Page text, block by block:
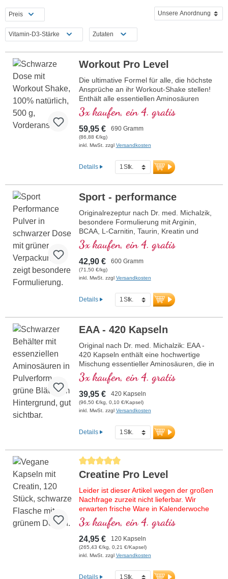
Preis
Vitamin-D3-Stärke Zutaten
Workout Pro Level
Die ultimative Formel für alle, die höchste
Ansprüche an ihr Workout-Shake stellen!
Enthält alle essentiellen Aminosäuren
(EAAs) sowie BCAAs, kombiniert mit
Creatin für mehr Muskelenergie und
Acetyl-L-Carnitin für die optimale
Energieversorgung der Mitochondrien. Mit
D-Pinitol für eine bessere Bioverfügbarkeit
Ribose, einem essenziellen Baustein für
ATP, DNA und das Energiemolekül NADH.
Aromen, enthält natürliche Bourbon-
Vanille und sorgt für ein angenehmes
Geschmackserlebnis. Entwickelt von
Ärzten, produziert in Deutschland –
höchste Qualität für Ihre Muskel- und
Leistungsfähigkeit.
Mehr Informationen zu Workout Pro
Level
3x kaufen, ein 4. gratis
59,95 € 690 Gramm
(86,88 €/kg)
inkl. MwSt. zzgl Versandkosten
Details
Sport - performance
Originalrezeptur nach Dr. med. Michalzik,
besondere Formulierung mit Arginin,
BCAA, L-Carnitin, Taurin, Kreatin und
Magnesium.
3x kaufen, ein 4. gratis
42,90 € 600 Gramm
(71,50 €/kg)
inkl. MwSt. zzgl Versandkosten
Details
EAA - 420 Kapseln
Original nach Dr. med. Michalzik: EAA -
420 Kapseln enthält eine hochwertige
Mischung essentieller Aminosäuren, die in
optimalen Verhältnissen vorliegen. Diese
Formel ist frei von Zusatzstoffen und wird
in Deutschland hergestellt. Die
Versiegelung ist aluminiumfrei.
mehr Informationen zu EAA - 420
3x kaufen, ein 4. gratis
39,95 € 420 Kapseln
(96,50 €/kg, 0,10 €/Kapsel)
inkl. MwSt. zzgl Versandkosten
Details
Durchschnittliche Bewertung von 5 von 5 Sternen
Creatine Pro Level
Leider ist dieser Artikel wegen der großen
Nachfrage zurzeit nicht lieferbar. Wir
erwarten frische Ware in Kalenderwoche
33/2026.
Hochwertiges Creatin-Monohydrat mit D-
Pinitol für eine optimale Bioverfügbarkeit.
Unterstützt gezielt die körperliche
intensiven Trainingseinheiten. Die
3x kaufen, ein 4. gratis
24,95 € 120 Kapseln
(265,43 €/kg, 0,21 €/Kapsel)
inkl. MwSt. zzgl Versandkosten
Details